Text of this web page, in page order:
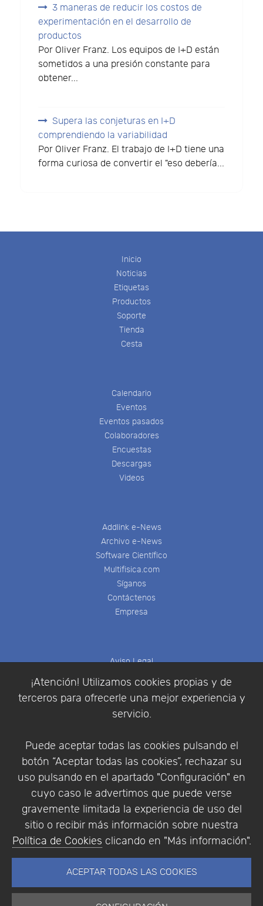
¡Atención! Utilizamos cookies propias y de
terceros para ofrecerle una mejor experiencia y
servicio.
Puede aceptar todas las cookies pulsando el
botón “Aceptar todas las cookies”, rechazar su
uso pulsando en el apartado "Configuración" en
cuyo caso le advertimos que puede verse
gravemente limitada la experiencia de uso del
sitio o recibir más información sobre nuestra
Política de Cookies clicando en "Más información".
ACEPTAR TODAS LAS COOKIES
3 maneras de reducir los costos de
experimentación en el desarrollo de
productos
Por Oliver Franz. Los equipos de I+D están
sometidos a una presión constante para
obtener...
Supera las conjeturas en I+D
comprendiendo la variabilidad
Por Oliver Franz. El trabajo de I+D tiene una
forma curiosa de convertir el "eso debería...
Inicio
Noticias
Etiquetas
Productos
Soporte
Tienda
Cesta
Calendario
Eventos
Eventos pasados
Colaboradores
Encuestas
Descargas
Videos
Addlink e-News
Archivo e-News
Software Científico
Multifisica.com
Síganos
Contáctenos
Empresa
Aviso Legal
Condiciones de compra
Identificarse
Empresa|Aviso Legal| Política de Privacidad |
Política de Cookies
© Copyright 1994 - 2026. Addlink Software
Científico, S.L.
Portugal.